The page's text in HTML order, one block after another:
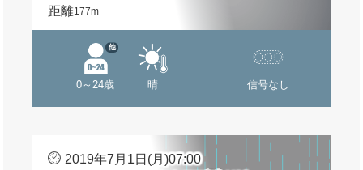
距離177m
0～24歳
他
晴 信号なし
2019年7月1日(月)07:00